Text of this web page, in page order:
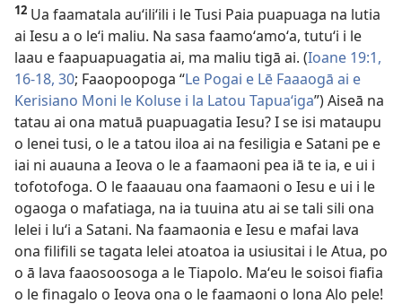
12 Ua faamatala auʻiliʻili i le Tusi Paia puapuaga na lutia
ai Iesu a o leʻi maliu. Na sasa faamoʻamoʻa, tutuʻi i le
laau e faapuapuagatia ai, ma maliu tigā ai. (Ioane 19:1,
16-18, 30; Faaopoopoga “Le Pogai e Lē Faaaogā ai e
Kerisiano Moni le Koluse i la Latou Tapuaʻiga”) Aiseā na
tatau ai ona matuā puapuagatia Iesu? I se isi mataupu
o lenei tusi, o le a tatou iloa ai na fesiligia e Satani pe e
iai ni auauna a Ieova o le a faamaoni pea iā te ia, e ui i
tofotofoga. O le faaauau ona faamaoni o Iesu e ui i le
ogaoga o mafatiaga, na ia tuuina atu ai se tali sili ona
lelei i luʻi a Satani. Na faamaonia e Iesu e mafai lava
ona filifili se tagata lelei atoatoa ia usiusitai i le Atua, po
o ā lava faaosoosoga a le Tiapolo. Maʻeu le soisoi fiafia
o le finagalo o Ieova ona o le faamaoni o lona Alo pele!